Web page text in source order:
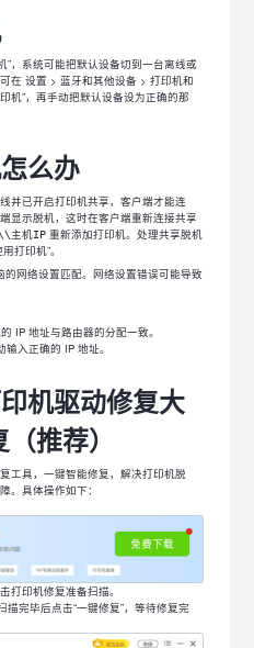
”，系统可能把默认设备切到一台离线或
在 设置 > 蓝牙和其他设备 > 打印机和
机”，再手动把默认设备设为正确的那
么办
并已开启打印机共享，客户端才能连
显示脱机，这时在客户端重新连接共享
主机IP 重新添加打印机。处理共享脱机
打印机”。
网络设置匹配。网络设置错误可能导致
IP 地址与路由器的分配一致。
入正确的 IP 地址。
机驱动修复大
推荐）
工具，一键智能修复，解决打印机脱
。具体操作如下：
打印机修复准备扫描。
描完毕后点击“一键修复”，等待修复完